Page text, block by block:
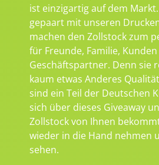
ist einzigartig auf dem
gepaart mit unseren
machen den Zollstock zum
für Freunde, Familie,
Geschäftspartner. Denn sie
kaum etwas Anderes
sind ein Teil der Deutschen
sich über dieses Giveaway
Zollstock von Ihnen
wieder in die Hand nehmen
sehen.